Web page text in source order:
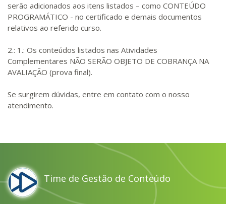
serão adicionados aos itens listados – como CONTEÚDO
PROGRAMÁTICO - no certificado e demais documentos
relativos ao referido curso.
2.: 1.: Os conteúdos listados nas Atividades
Complementares NÃO SERÃO OBJETO DE COBRANÇA NA
AVALIAÇÃO (prova final).
Se surgirem dúvidas, entre em contato com o nosso
atendimento.
Time de Gestão de Conteúdo